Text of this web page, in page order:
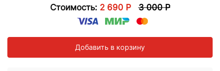
Стоимость: 2 690 Р 3 000 Р
Добавить в корзину